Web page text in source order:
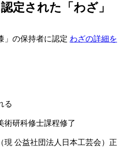
定された 「わざ」
」の保持者に認定 わざの詳細を
る
術研科修士課程修了
現 公益社団法人日本工芸会）正